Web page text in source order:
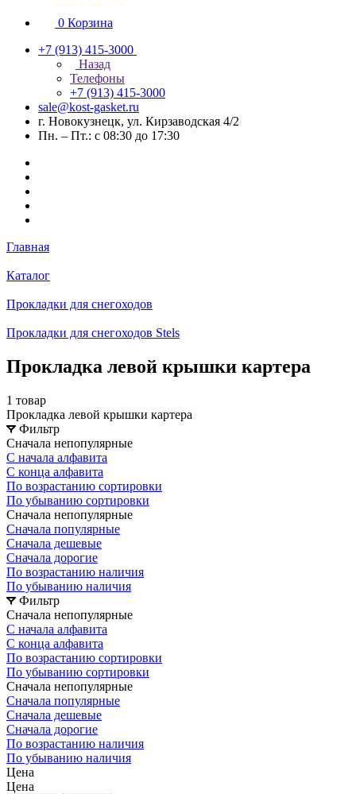
0 Корзина
+7 (913) 415-3000
Назад
Телефоны
+7 (913) 415-3000
sale@kost-gasket.ru
г. Новокузнецк, ул. Кирзаводская 4/2
Пн. – Пт.: с 08:30 до 17:30
Главная
Каталог
Прокладки для снегоходов
Прокладки для снегоходов Stels
Прокладка левой крышки картера
1 товар
Прокладка левой крышки картера
Фильтр
Сначала непопулярные
С начала алфавита
С конца алфавита
По возрастанию сортировки
По убыванию сортировки
Сначала непопулярные
Сначала популярные
Сначала дешевые
Сначала дорогие
По возрастанию наличия
По убыванию наличия
Фильтр
Сначала непопулярные
С начала алфавита
С конца алфавита
По возрастанию сортировки
По убыванию сортировки
Сначала непопулярные
Сначала популярные
Сначала дешевые
Сначала дорогие
По возрастанию наличия
По убыванию наличия
Цена
Цена